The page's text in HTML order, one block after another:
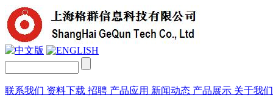
联系我们 资料下载 招聘 产品应用 新闻动态 产品展示 关于我